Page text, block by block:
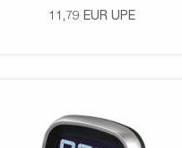
11,79 EUR UPE